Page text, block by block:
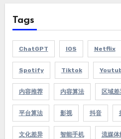
Tags
ChatGPT IOS Netflix
Spotify Tiktok
内容推荐 内容算法 区域差
平台算法 影视 抖音
文化差异 智能手机 流媒体